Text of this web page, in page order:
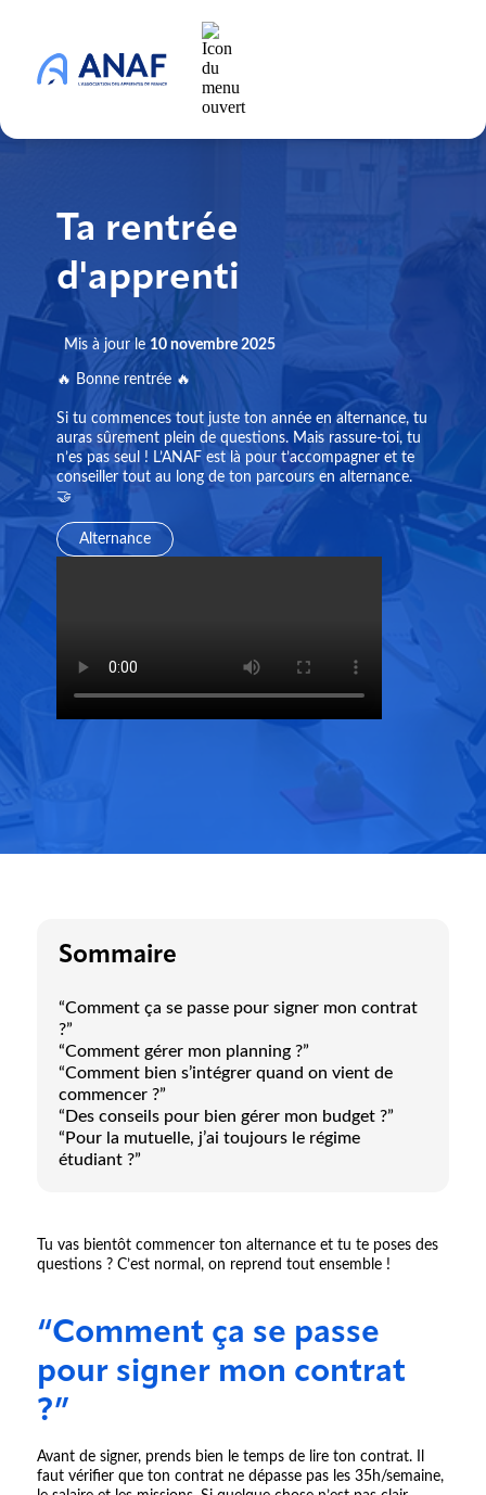
Ta rentrée
d'apprenti
Mis à jour le 10 novembre 2025
🔥 Bonne rentrée 🔥
Si tu commences tout juste ton année en alternance, tu
auras sûrement plein de questions. Mais rassure-toi, tu
n’es pas seul ! L’ANAF est là pour t’accompagner et te
conseiller tout au long de ton parcours en alternance.
🤝
Alternance
Sommaire
“Comment ça se passe pour signer mon contrat
?”
“Comment gérer mon planning ?”
“Comment bien s’intégrer quand on vient de
commencer ?”
“Des conseils pour bien gérer mon budget ?”
“Pour la mutuelle, j’ai toujours le régime
étudiant ?”
Tu vas bientôt commencer ton alternance et tu te poses des
questions ? C’est normal, on reprend tout ensemble !
“Comment ça se passe
pour signer mon contrat
?”
Avant de signer, prends bien le temps de lire ton contrat. Il
faut vérifier que ton contrat ne dépasse pas les 35h/semaine,